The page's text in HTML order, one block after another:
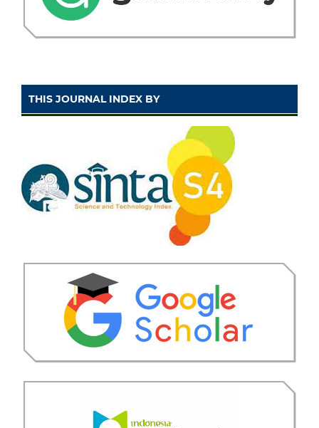
THIS JOURNAL INDEX BY